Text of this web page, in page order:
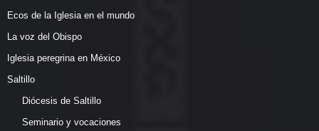
Ecos de la Iglesia en el mundo
La voz del Obispo
Iglesia peregrina en México
Saltillo
Diócesis de Saltillo
Seminario y vocaciones